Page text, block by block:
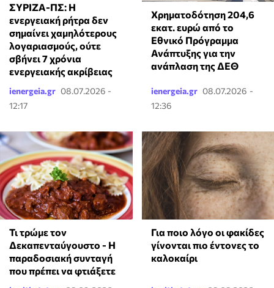
ΣΥΡΙΖΑ-ΠΣ: Η
ενεργειακή ρήτρα δεν
σημαίνει χαμηλότερους
λογαριασμούς, ούτε
σβήνει 7 χρόνια
ενεργειακής ακρίβειας
ienergeia.gr 08.07.2026 -
12:17
Χρηματοδότηση 204,6
εκατ. ευρώ από το
Εθνικό Πρόγραμμα
Ανάπτυξης για την
ανάπλαση της ΔΕΘ
ienergeia.gr 08.07.2026 -
12:36
Τι τρώμε τον
Δεκαπενταύγουστο - Η
παραδοσιακή συνταγή
που πρέπει να φτιάξετε
Για ποιο λόγο οι φακίδες
γίνονται πιο έντονες το
καλοκαίρι